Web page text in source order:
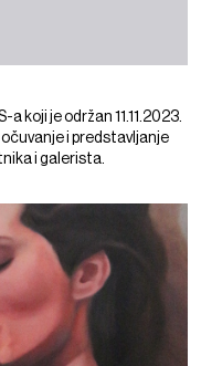
koji je održan 11.11.2023.
i predstavljanje
i galerista.